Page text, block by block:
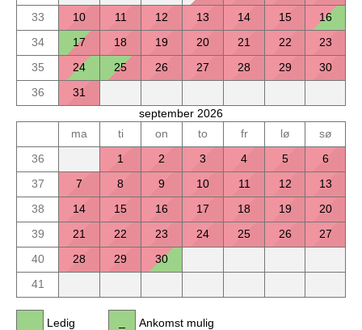
33
10 11 12 13 14 15
16
34
17 18 19 20 21 22
23
35
24 25 26 27 28 29
30
36
31
september 2026
ma
ti on to fr lø
sø
36
1 2 3 4 5
6
37
7 8 9 10 11 12
13
38
14 15 16 17 18 19
20
39
21 22 23 24 25 26
27
40
28 29
30
41
Ledig Ankomst mulig